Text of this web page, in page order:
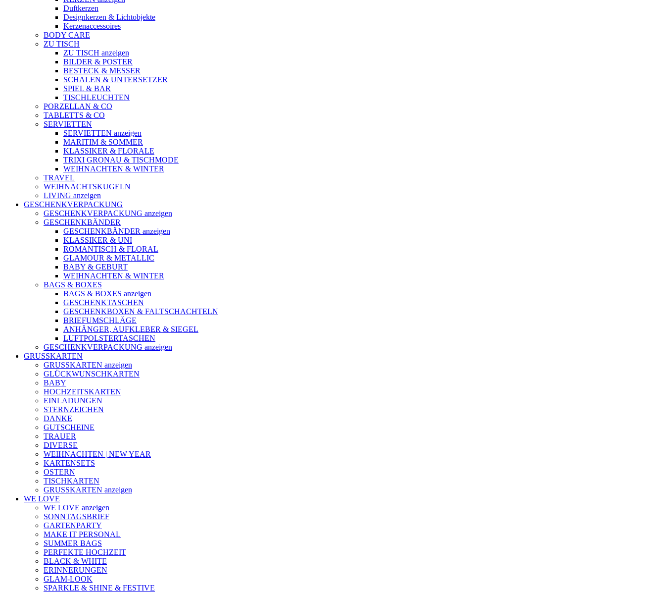
Duftkerzen
Designkerzen & Lichtobjekte
Kerzenaccessoires
BODY CARE
ZU TISCH
ZU TISCH anzeigen
BILDER & POSTER
BESTECK & MESSER
SCHALEN & UNTERSETZER
SPIEL & BAR
TISCHLEUCHTEN
PORZELLAN & CO
TABLETTS & CO
SERVIETTEN
SERVIETTEN anzeigen
MARITIM & SOMMER
KLASSIKER & FLORALE
TRIXI GRONAU & TISCHMODE
WEIHNACHTEN & WINTER
TRAVEL
WEIHNACHTSKUGELN
LIVING anzeigen
GESCHENKVERPACKUNG
GESCHENKVERPACKUNG anzeigen
GESCHENKBÄNDER
GESCHENKBÄNDER anzeigen
KLASSIKER & UNI
ROMANTISCH & FLORAL
GLAMOUR & METALLIC
BABY & GEBURT
WEIHNACHTEN & WINTER
BAGS & BOXES
BAGS & BOXES anzeigen
GESCHENKTASCHEN
GESCHENKBOXEN & FALTSCHACHTELN
BRIEFUMSCHLÄGE
ANHÄNGER, AUFKLEBER & SIEGEL
LUFTPOLSTERTASCHEN
GESCHENKVERPACKUNG anzeigen
GRUSSKARTEN
GRUSSKARTEN anzeigen
GLÜCKWUNSCHKARTEN
BABY
HOCHZEITSKARTEN
EINLADUNGEN
STERNZEICHEN
DANKE
GUTSCHEINE
TRAUER
DIVERSE
WEIHNACHTEN | NEW YEAR
KARTENSETS
OSTERN
TISCHKARTEN
GRUSSKARTEN anzeigen
WE LOVE
WE LOVE anzeigen
SONNTAGSBRIEF
GARTENPARTY
MAKE IT PERSONAL
SUMMER BAGS
PERFEKTE HOCHZEIT
BLACK & WHITE
ERINNERUNGEN
GLAM-LOOK
SPARKLE & SHINE & FESTIVE